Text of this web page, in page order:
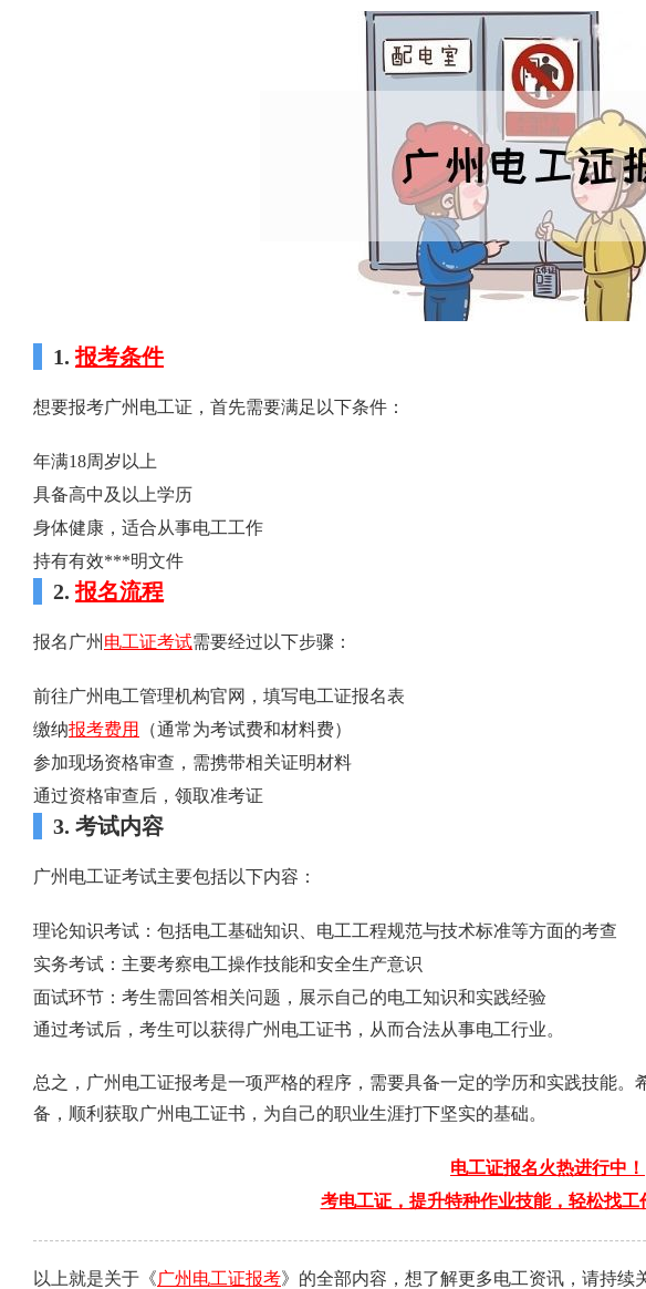
1. 报考条件
想要报考广州电工证，首先需要满足以下条件：
年满18周岁以上
具备高中及以上学历
身体健康，适合从事电工工作
持有有效***明文件
2. 报名流程
报名广州 电工证考试需要经过以下步骤：
前往广州电工管理机构官网，填写电工证报名表
缴纳报考费用
（通常为考试费和材料费）
参加现场资格审查，需携带相关证明材料
通过资格审查后，领取准考证
3. 考试内容
广州电工证考试主要包括以下内容：
理论知识考试：包括电工基础知识、电工工程规范与技术标准等方面的考查
实务考试：主要考察电工操作技能和安全生产意识
面试环节：考生需回答相关问题，展示自己的电工知识和实践经验
通过考试后，考生可以获得广州电工证书，从而合法从事电工行业。
总之，广州电工证报考是一项严格的程序，需要具备一定的学历和实践技能
备，顺利获取广州电工证书，为自己的职业生涯打下坚实的基础。
电工证报名火热进行中！
考电工证，提升特种作业技能，轻松找工
以上就是关于《广州电工证报考》的全部内容，想了解更多电工资讯，请持续